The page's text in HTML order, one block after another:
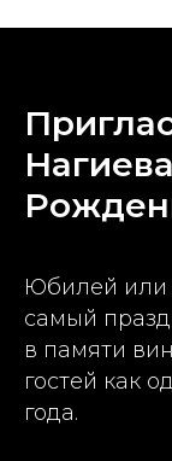
Юбилей или
самый
в памяти
гостей как
года.